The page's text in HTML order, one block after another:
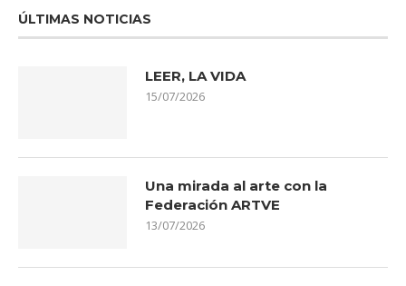
ÚLTIMAS NOTICIAS
LEER, LA VIDA
15/07/2026
Una mirada al arte con la
Federación ARTVE
13/07/2026